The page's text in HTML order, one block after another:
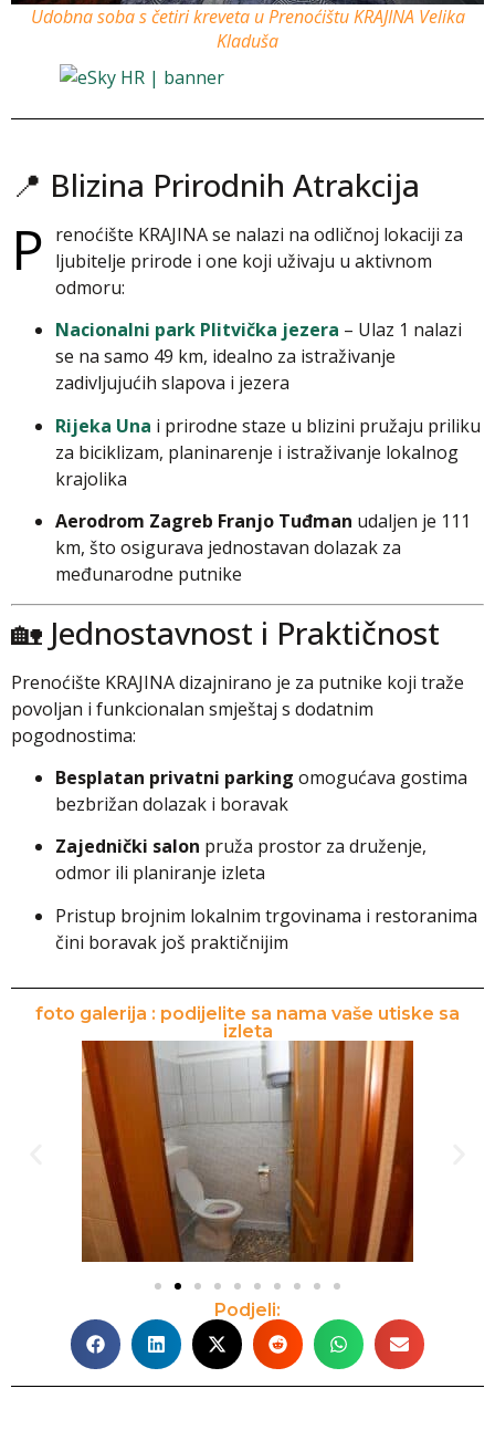
Udobna soba s četiri kreveta u Prenoćištu KRAJINA Velika
Kladuša
📍 Blizina Prirodnih Atrakcija
P renoćište KRAJINA se nalazi na odličnoj lokaciji za
ljubitelje prirode i one koji uživaju u aktivnom
odmoru:
Nacionalni park Plitvička jezera – Ulaz 1 nalazi
se na samo 49 km, idealno za istraživanje
zadivljujućih slapova i jezera
Rijeka Una i prirodne staze u blizini pružaju priliku
za biciklizam, planinarenje i istraživanje lokalnog
krajolika
Aerodrom Zagreb Franjo Tuđman udaljen je 111
km, što osigurava jednostavan dolazak za
međunarodne putnike
🏡 Jednostavnost i Praktičnost
Prenoćište KRAJINA dizajnirano je za putnike koji traže
povoljan i funkcionalan smještaj s dodatnim
pogodnostima:
Besplatan privatni parking omogućava gostima
bezbrižan dolazak i boravak
Zajednički salon pruža prostor za druženje,
odmor ili planiranje izleta
Pristup brojnim lokalnim trgovinama i restoranima
čini boravak još praktičnijim
foto galerija : podijelite sa nama vaše utiske sa
izleta
Podjeli: